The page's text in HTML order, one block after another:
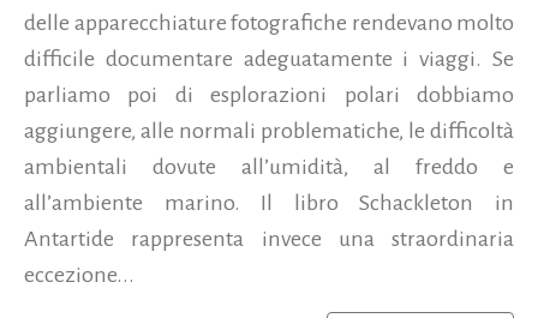
delle apparecchiature fotografiche rendevano molto
difficile documentare adeguatamente i viaggi. Se
parliamo poi di esplorazioni polari dobbiamo
aggiungere, alle normali problematiche, le difficoltà
ambientali dovute all’umidità, al freddo e
all’ambiente marino. Il libro Schackleton in
Antartide rappresenta invece una straordinaria
eccezione...